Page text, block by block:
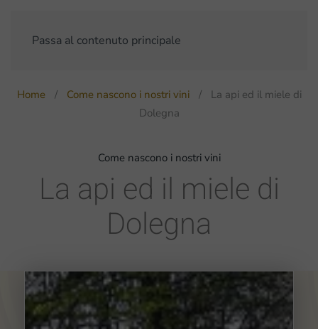
Passa al contenuto principale
Home Come nascono i nostri vini
La api ed il miele di
Dolegna
Come nascono i nostri vini
La api ed il miele di
Dolegna